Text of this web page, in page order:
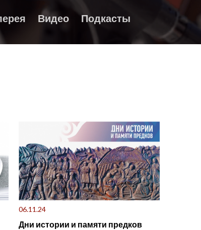
Видео Подкасты
06.11.24
Дни истории и памяти предков